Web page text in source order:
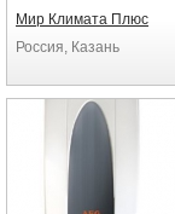
Мир Климата Плюс
Россия, Казань